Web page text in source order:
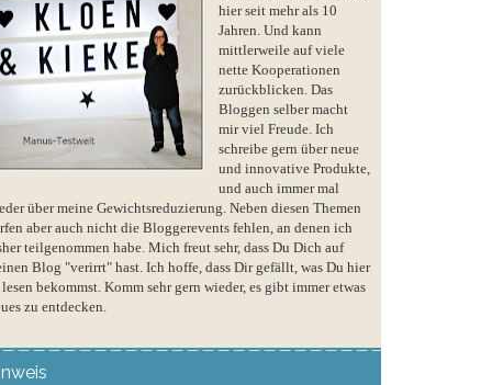
hier seit mehr als 10
Jahren. Und kann
mittlerweile auf viele
nette Kooperationen
zurückblicken. Das
Bloggen selber macht
mir viel Freude. Ich
schreibe gern über neue
und innovative Produkte,
und auch immer mal
über meine Gewichtsreduzierung. Neben diesen Themen
aber auch nicht die Bloggerevents fehlen, an denen ich
teilgenommen habe. Mich freut sehr, dass Du Dich auf
Blog "verirrt" hast. Ich hoffe, dass Dir gefällt, was Du hier
bekommst. Komm sehr gern wieder, es gibt immer etwas
zu entdecken.